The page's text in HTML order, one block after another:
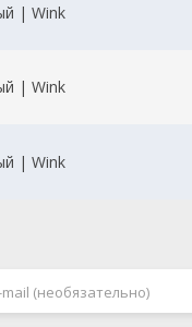
| Wink
| Wink
| Wink